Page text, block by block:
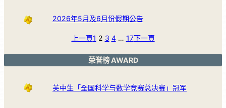
2026年5月及6月份假期公告
上一頁1 2 3 4 … 17下一頁
荣誉榜 AWARD
芙中生「全国科学与数学竞赛总决赛」冠军